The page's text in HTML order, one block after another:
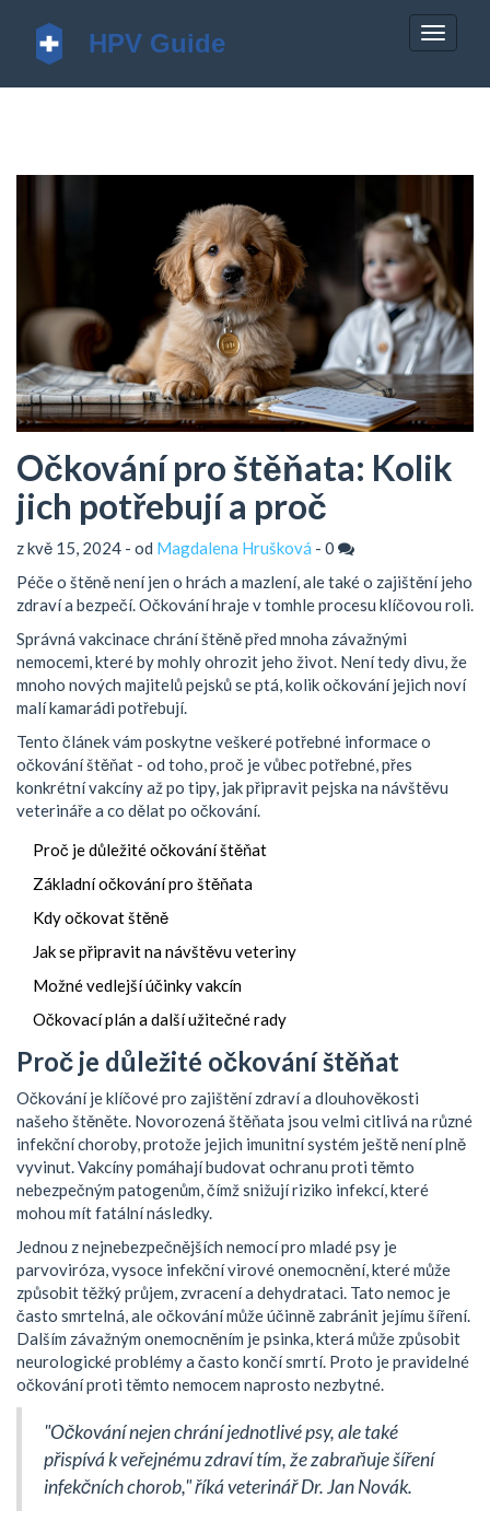
Očkování pro štěňata: Kolik
jich potřebují a proč
z kvě 15, 2024 - od Magdalena Hrušková - 0
Péče o štěně není jen o hrách a mazlení, ale také o zajištění jeho
zdraví a bezpečí. Očkování hraje v tomhle procesu klíčovou roli.
Správná vakcinace chrání štěně před mnoha závažnými
nemocemi, které by mohly ohrozit jeho život. Není tedy divu, že
mnoho nových majitelů pejsků se ptá, kolik očkování jejich noví
malí kamarádi potřebují.
Tento článek vám poskytne veškeré potřebné informace o
očkování štěňat - od toho, proč je vůbec potřebné, přes
konkrétní vakcíny až po tipy, jak připravit pejska na návštěvu
veterináře a co dělat po očkování.
Proč je důležité očkování štěňat
Základní očkování pro štěňata
Kdy očkovat štěně
Jak se připravit na návštěvu veteriny
Možné vedlejší účinky vakcín
Očkovací plán a další užitečné rady
Proč je důležité očkování štěňat
Očkování je klíčové pro zajištění zdraví a dlouhověkosti
našeho štěněte. Novorozená štěňata jsou velmi citlivá na různé
infekční choroby, protože jejich imunitní systém ještě není plně
vyvinut. Vakcíny pomáhají budovat ochranu proti těmto
nebezpečným patogenům, čímž snižují riziko infekcí, které
mohou mít fatální následky.
Jednou z nejnebezpečnějších nemocí pro mladé psy je
parvoviróza, vysoce infekční virové onemocnění, které může
způsobit těžký průjem, zvracení a dehydrataci. Tato nemoc je
často smrtelná, ale očkování může účinně zabránit jejímu šíření.
Dalším závažným onemocněním je psinka, která může způsobit
neurologické problémy a často končí smrtí. Proto je pravidelné
očkování proti těmto nemocem naprosto nezbytné.
"Očkování nejen chrání jednotlivé psy, ale také
přispívá k veřejnému zdraví tím, že zabraňuje šíření
infekčních chorob," říká veterinář Dr. Jan Novák.